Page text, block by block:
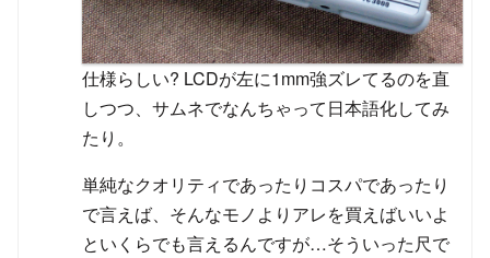
仕様らしい? LCDが左に1mm強ズレてるのを直
しつつ、サムネでなんちゃって日本語化してみ
たり。
単純なクオリティであったりコスパであったり
で言えば、そんなモノよりアレを買えばいいよ
といくらでも言えるんですが…そういった尺で